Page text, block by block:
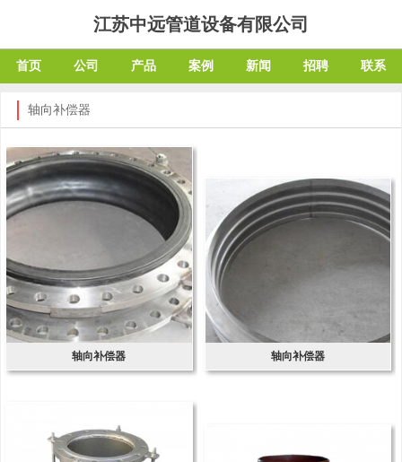
江苏中远管道设备有限公司
首页 公司 产品 案例 新闻 招聘 联系
轴向补偿器
轴向补偿器 轴向补偿器